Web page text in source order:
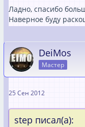
Ладно, спасибо
Наверное буду
DeiMos
Мастер
25 Сен 2012
step писал(а):